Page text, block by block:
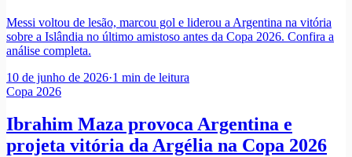
Messi voltou de lesão, marcou gol e liderou a Argentina na vitória
sobre a Islândia no último amistoso antes da Copa 2026. Confira a
análise completa.
10 de junho de 2026·1 min de leitura
Copa 2026
Ibrahim Maza provoca Argentina e
projeta vitória da Argélia na Copa 2026